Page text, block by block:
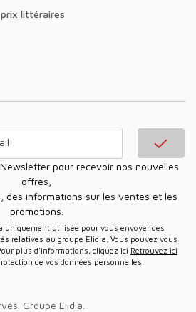
prix littéraires
offres,
des informations sur les ventes et les
promotions.
relatives au groupe Elidia. Vous pouvez vous
plus d’informations, cliquez ici Retrouvez ici
de vos données personnelles
Groupe Elidia